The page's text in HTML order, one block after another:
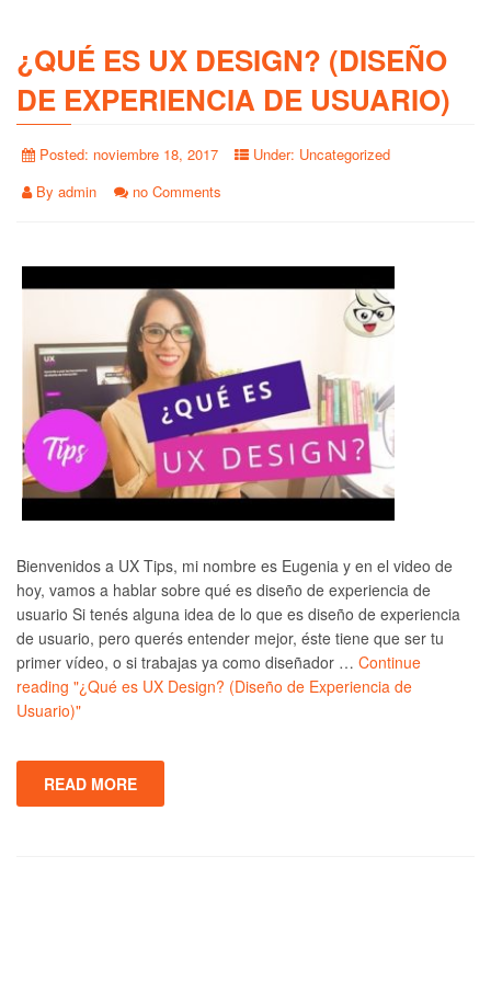
¿QUÉ ES UX DESIGN? (DISEÑO
DE EXPERIENCIA DE USUARIO)
Posted: noviembre 18, 2017 Under: Uncategorized
By admin no Comments
Bienvenidos a UX Tips, mi nombre es Eugenia y en el video de
hoy, vamos a hablar sobre qué es diseño de experiencia de
usuario Si tenés alguna idea de lo que es diseño de experiencia
de usuario, pero querés entender mejor, éste tiene que ser tu
primer vídeo, o si trabajas ya como diseñador … Continue
reading "¿Qué es UX Design? (Diseño de Experiencia de
Usuario)"
READ MORE